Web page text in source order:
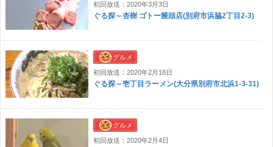
初回放送：2020年3月3日
ぐる探～杏樹 ゴトー饅頭店(別府市浜脇2丁目2-3)
グルメ
初回放送：2020年2月18日
ぐる探～壱丁目ラーメン(大分県別府市北浜1-3-31)
グルメ
初回放送：2020年2月4日